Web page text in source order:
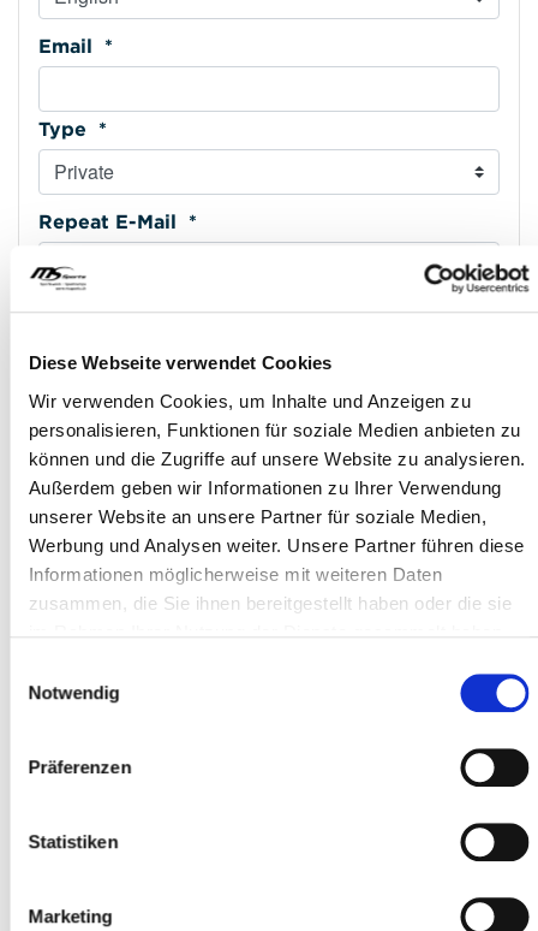
Diese Webseite verwendet Cookies
Wir verwenden Cookies, um Inhalte und Anzeigen zu
personalisieren, Funktionen für soziale Medien anbieten zu
können und die Zugriffe auf unsere Website zu analysieren.
Außerdem geben wir Informationen zu Ihrer Verwendung
unserer Website an unsere Partner für soziale Medien,
Werbung und Analysen weiter. Unsere Partner führen diese
Informationen möglicherweise mit weiteren Daten
zusammen, die Sie ihnen bereitgestellt haben oder die sie
Notwendig
Präferenzen
Statistiken
Marketing
Email *
Type *
Repeat E-Mail *
Phone mobile *
Type *
Address line 1 *
Postal code *
City *